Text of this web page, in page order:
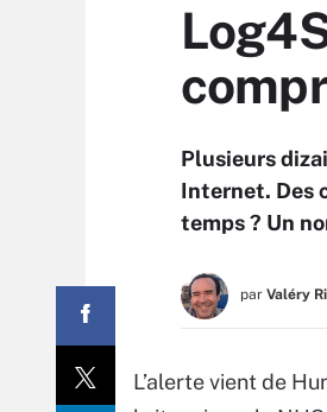
Plusieurs
Internet. Des
temps ? Un
par Valéry
L’alerte vient de